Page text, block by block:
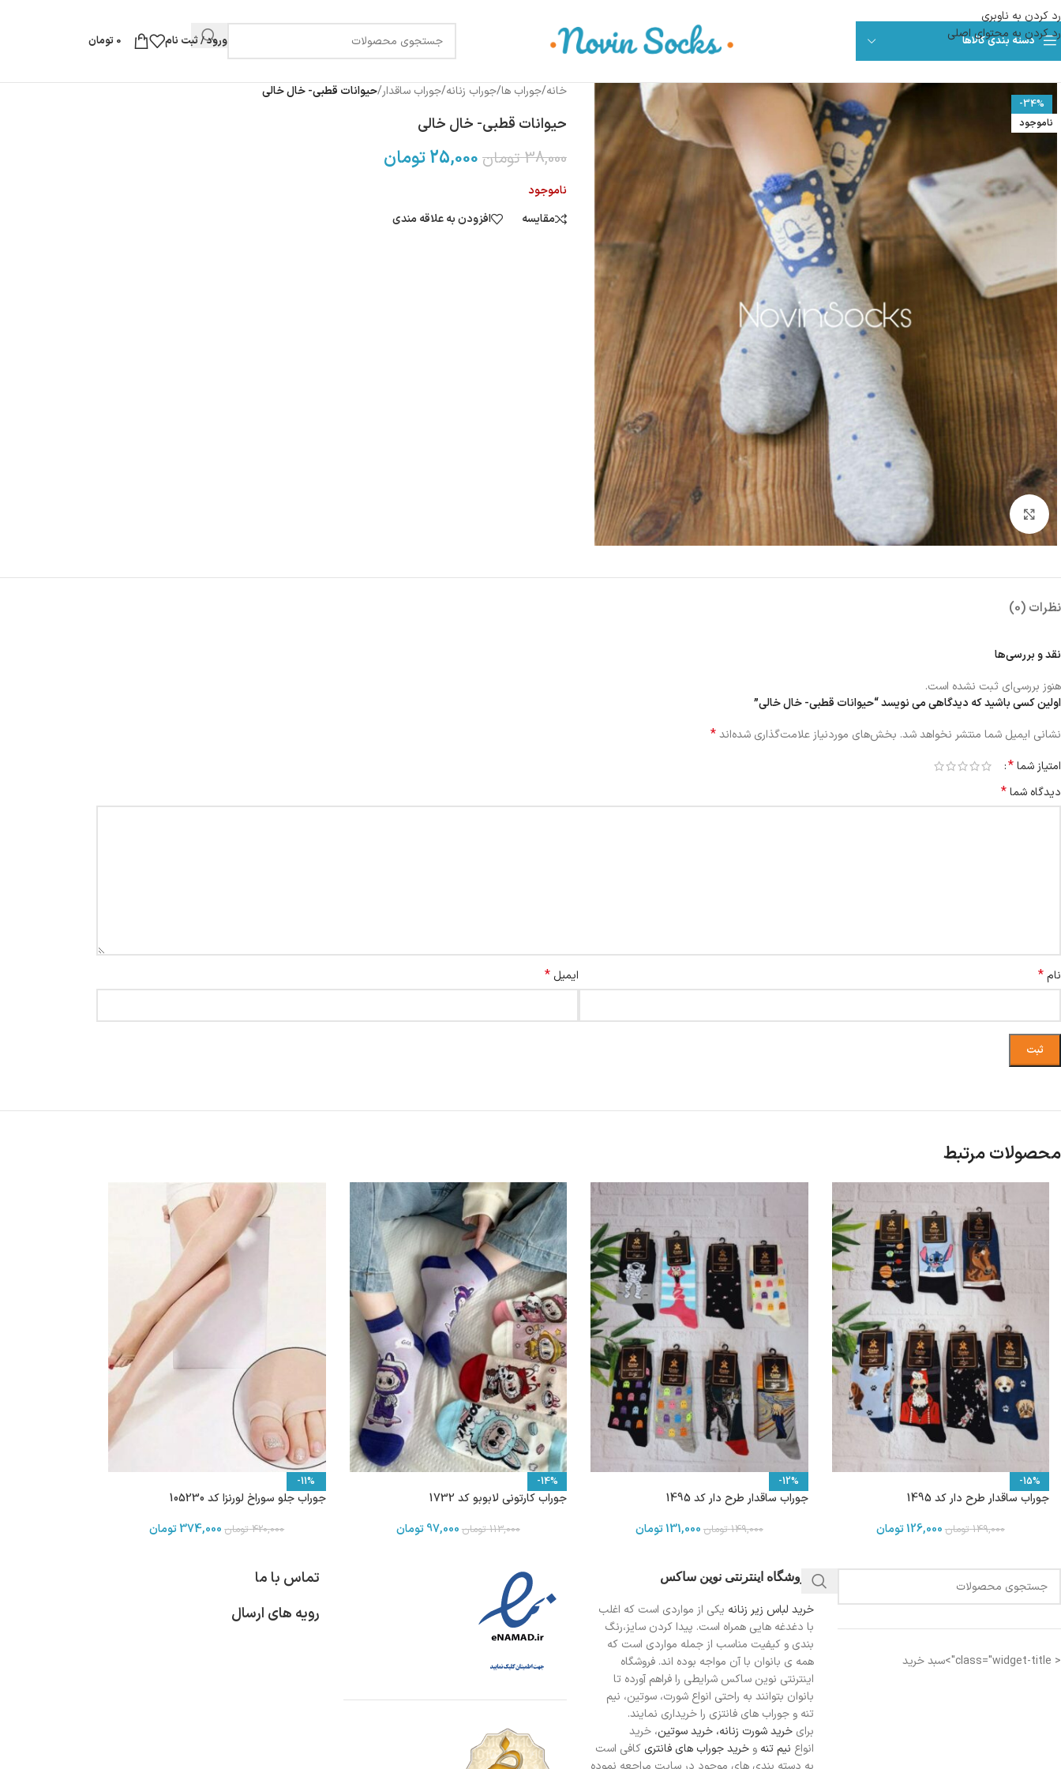
رد کردن به ناوبری
رد کردن به محتوای اصلی
دسته بندی کالاها ورود / ثبت نام 0 تومان
-34%
ناموجود
بزرگنمایی تصویر
خانه/جوراب ها/جوراب زنانه/جوراب ساقدار/حیوانات قطبی- خال خالی
حیوانات قطبی- خال خالی
38,000 تومان 25,000تومان
ناموجود
مقایسه
افزودن به علاقه مندی
نظرات (0)
نقد و بررسی‌ها
هنوز بررسی‌ای ثبت نشده است.
اولین کسی باشید که دیدگاهی می نویسد “حیوانات قطبی- خال خالی”
نشانی ایمیل شما منتشر نخواهد شد. بخش‌های موردنیاز علامت‌گذاری شده‌اند*
امتیاز شما*
دیدگاه شما*
نام* ایمیل *
محصولات مرتبط
-15%
جوراب ساقدار طرح دار کد 1495
149,000 تومان 126,000تومان
-12%
جوراب ساقدار طرح دار کد 1495
149,000 تومان 131,000تومان
-14%
جوراب کارتونی لابوبو کد 1732
113,000 تومان 97,000 تومان
-11%
جوراب جلو سوراخ لورنزا کد 105230
420,000 تومان 374,000تومان
< class="widget-title">سبد خرید
فروشگاه اینترنتی نوین ساکس
خرید لباس زیر زنانه یکی از مواردی است که اغلب
با دغدغه هایی همراه است. پیدا کردن سایز،رنگ
بندی و کیفیت مناسب از جمله مواردی است که
همه ی بانوان با آن مواجه بوده اند. فروشگاه
اینترنتی نوین ساکس شرایطی را فراهم آورده تا
بانوان بتوانند به راحتی انواع شورت، سوتین، نیم
تنه و جوراب های فانتزی را خریداری نمایند.
برای خرید شورت زنانه، خرید سوتین، خرید
انواع نیم تنه و خرید جوراب های فانتری کافی است
تماس با ما
رویه های ارسال